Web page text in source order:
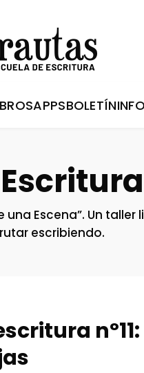
APPSBOLETÍNINFO
Escena”. Un taller
escribiendo.